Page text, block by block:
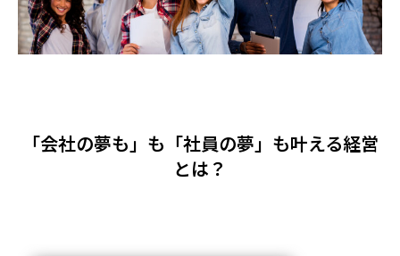
SUSTAINABILITY
RECRUIT
「会社の夢も」も「社員の夢」も叶える経営
とは？